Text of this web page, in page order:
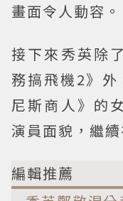
畫面令人動容。
接下來秀英除
務搞飛機2》
尼斯商人》的
演員面貌，繼
編輯推薦